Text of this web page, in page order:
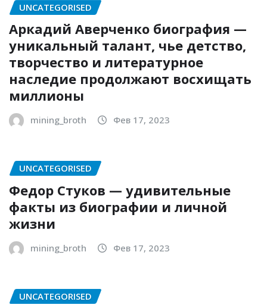
UNCATEGORISED
Аркадий Аверченко биография —
уникальный талант, чье детство,
творчество и литературное
наследие продолжают восхищать
миллионы
mining_broth Фев 17, 2023
UNCATEGORISED
Федор Стуков — удивительные
факты из биографии и личной
жизни
mining_broth Фев 17, 2023
UNCATEGORISED